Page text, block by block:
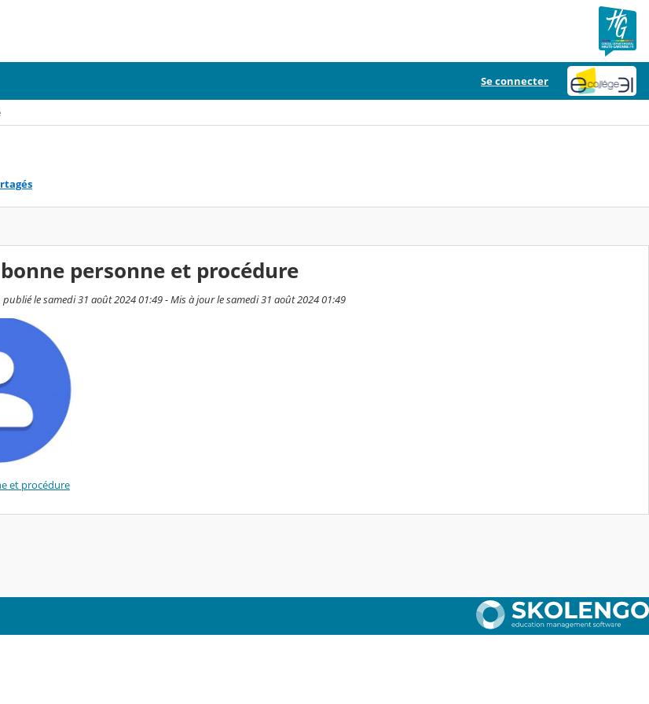
Se connecter
personne et procédure
le samedi 31 août 2024 01:49 - Mis à jour le samedi 31 août 2024 01:49
et procédure